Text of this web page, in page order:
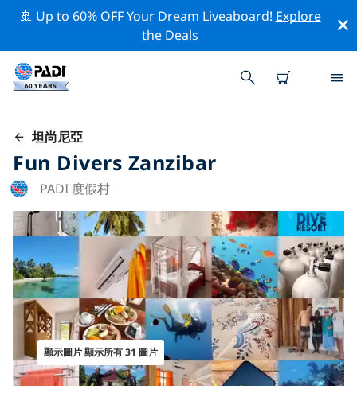
🚢 Up to 60% OFF Your Dream Liveaboard! Explore
the Deals
坦尚尼亞
Fun Divers Zanzibar
PADI 度假村
顯示圖片 顯示所有 31 圖片